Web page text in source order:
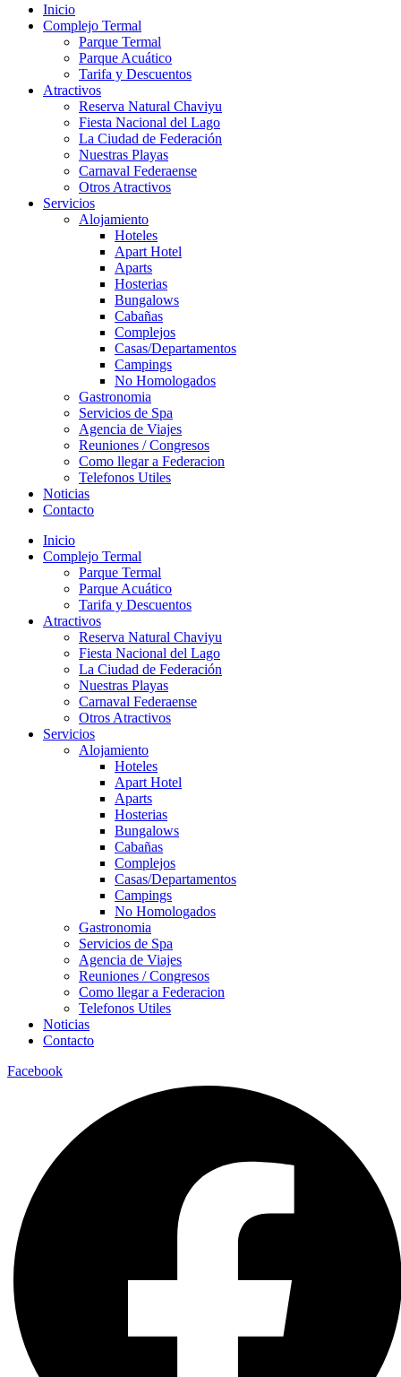
Inicio
Complejo Termal
Parque Termal
Parque Acuático
Tarifa y Descuentos
Atractivos
Reserva Natural Chaviyu
Fiesta Nacional del Lago
La Ciudad de Federación
Nuestras Playas
Carnaval Federaense
Otros Atractivos
Servicios
Alojamiento
Hoteles
Apart Hotel
Aparts
Hosterias
Bungalows
Cabañas
Complejos
Casas/Departamentos
Campings
No Homologados
Gastronomia
Servicios de Spa
Agencia de Viajes
Reuniones / Congresos
Como llegar a Federacion
Telefonos Utiles
Noticias
Contacto
Inicio
Complejo Termal
Parque Termal
Parque Acuático
Tarifa y Descuentos
Atractivos
Reserva Natural Chaviyu
Fiesta Nacional del Lago
La Ciudad de Federación
Nuestras Playas
Carnaval Federaense
Otros Atractivos
Servicios
Alojamiento
Hoteles
Apart Hotel
Aparts
Hosterias
Bungalows
Cabañas
Complejos
Casas/Departamentos
Campings
No Homologados
Gastronomia
Servicios de Spa
Agencia de Viajes
Reuniones / Congresos
Como llegar a Federacion
Telefonos Utiles
Noticias
Contacto
Facebook